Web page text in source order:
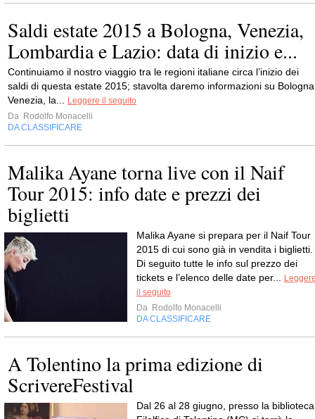
Saldi estate 2015 a Bologna, Venezia,
Lombardia e Lazio: data di inizio e...
Continuiamo il nostro viaggio tra le regioni italiane circa l’inizio dei
saldi di questa estate 2015; stavolta daremo informazioni su
Venezia, la...
Leggere il seguito
Da Rodolfo Monacelli
DA CLASSIFICARE
Malika Ayane torna live con il Naif
Tour 2015: info date e prezzi dei
biglietti
Malika Ayane si prepara per il Naif Tour
2015 di cui sono già in vendita i biglietti.
Di seguito tutte le info sul prezzo dei
tickets e l’elenco delle date per...
il seguito
Da Rodolfo Monacelli
DA CLASSIFICARE
A Tolentino la prima edizione di
ScrivereFestival
Dal 26 al 28 giugno, presso la biblioteca